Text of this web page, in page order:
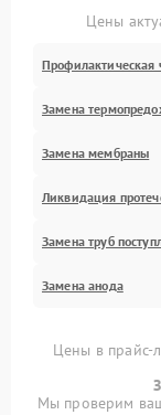
Цены
Профилактическая
Замена
Замена мембраны
Ликвидация
Замена труб
Замена анода
Цены в прайс-
Мы проверим